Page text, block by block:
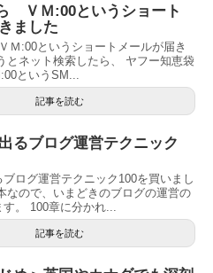
ＶＭ:00というショート
ました
:00というショートメールが届き
とネット検索したら、 ヤフー知恵袋
というSM...
記事を読む
るブログ運営テクニック
ログ運営テクニック100を買いまし
なので、いまどきのブログの運営の
。 100章に分かれ...
記事を読む